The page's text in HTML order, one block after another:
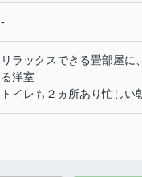
-
リラックスできる畳部屋に
る洋室
トイレも２ヵ所あり忙しい